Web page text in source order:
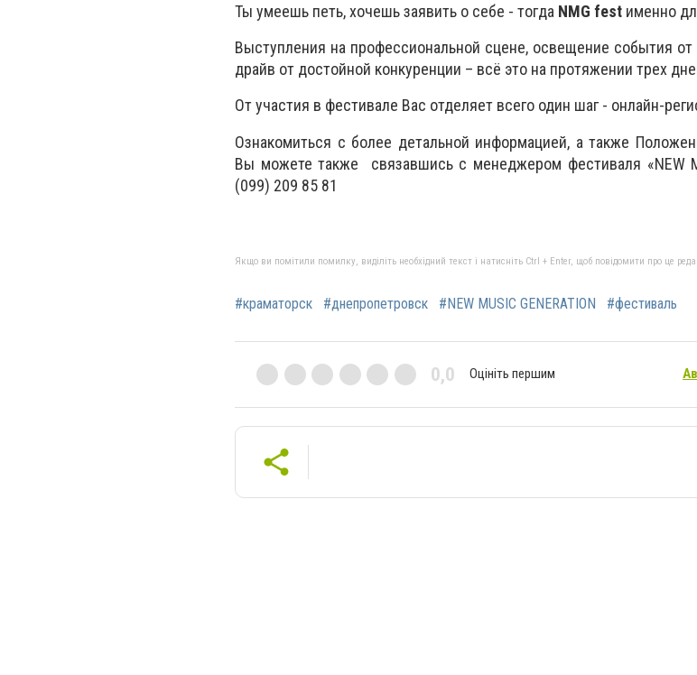
Ты умеешь петь, хочешь заявить о себе - тогда NMG fest именно
Выступления на профессиональной сцене, освещение события
драйв от достойной конкуренции – всё это на протяжении трех
От участия в фестивале Вас отделяет всего один шаг - онлайн-
Ознакомиться с более детальной информацией, а также
Вы можете также связавшись с менеджером фестиваля «NEW
(099) 209 85 81
Якщо ви помітили помилку, виділіть необхідний текст і натисніть Ctrl + Enter, щоб повідомити про це
#краматорск #днепропетровск #NEW MUSIC GENERATION #фестиваль
0,0 Оцініть першим